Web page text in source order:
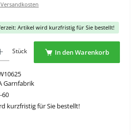
Artikel wird kurzfristig für Sie bestellt!
Wert ein oder benutze die Schaltflächen um
Stück In den Warenkorb
Garnfabrik
60
kurzfristig für Sie bestellt!